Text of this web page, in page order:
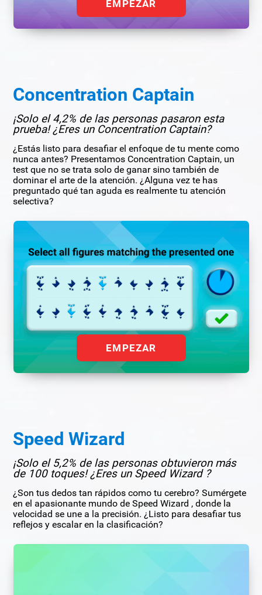
EMPEZAR
Concentration Captain
¡Solo el 4,2% de las personas pasaron esta
prueba! ¿Eres un Concentration Captain?
¿Estás listo para desafiar el enfoque de tu mente como
nunca antes? Presentamos Concentration Captain, un
test que no se trata solo de ganar sino también de
dominar el arte de la atención. ¿Alguna vez te has
preguntado qué tan aguda es realmente tu atención
selectiva?
EMPEZAR
Speed Wizard
¡Solo el 5,2% de las personas obtuvieron más
de 100 toques! ¿Eres un Speed Wizard ?
¿Son tus dedos tan rápidos como tu cerebro? Sumérgete
en el apasionante mundo de Speed Wizard , donde la
velocidad se une a la precisión. ¿Listo para desafiar tus
reflejos y escalar en la clasificación?